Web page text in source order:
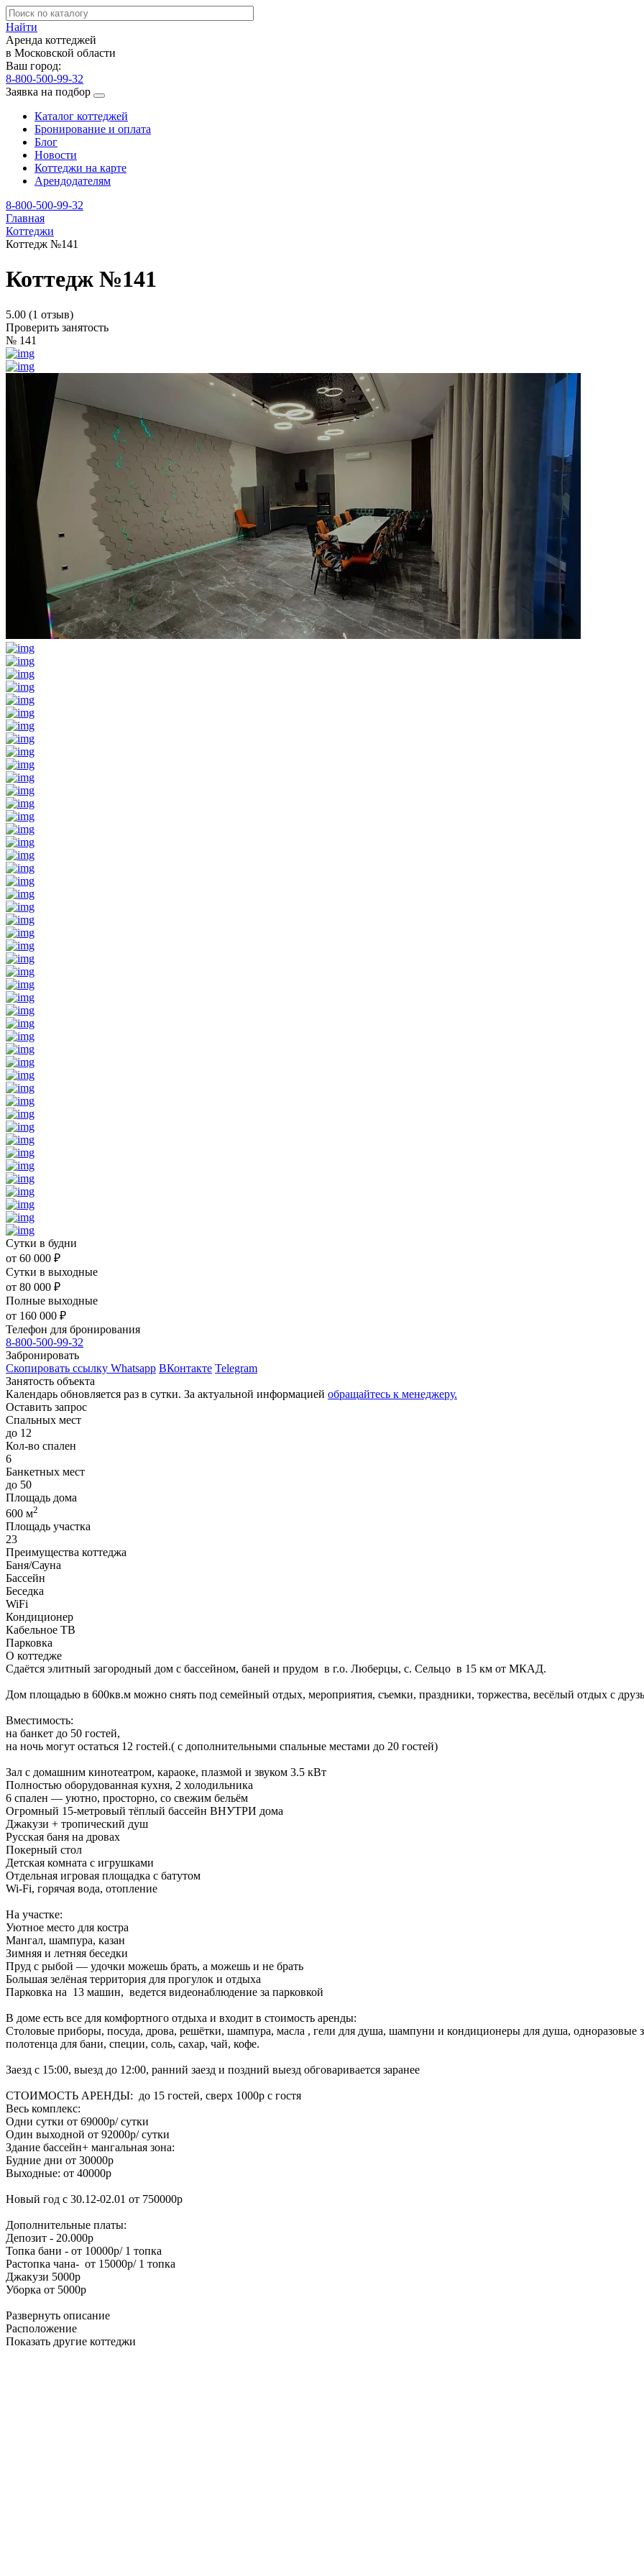
Найти
Аренда коттеджей
в Московской области
Ваш город:
8-800-500-99-32
Заявка на подбор
Каталог коттеджей
Бронирование и оплата
Блог
Новости
Коттеджи на карте
Арендодателям
8-800-500-99-32
Главная
Коттеджи
Коттедж №141
Коттедж №141
5.00 (1 отзыв)
Проверить занятость
№ 141
Сутки в будни
от 60 000 ₽
Сутки в выходные
от 80 000 ₽
Полные выходные
от 160 000 ₽
Телефон для бронирования
8-800-500-99-32
Забронировать
Скопировать ссылку Whatsapp ВКонтакте Telegram
Занятость объекта
Календарь обновляется раз в сутки. За актуальной информацией обращайтесь к менеджеру.
Оставить запрос
Спальных мест
до 12
Кол-во спален
6
Банкетных мест
до 50
Площадь дома
600 м2
Площадь участка
23
Преимущества коттеджа
Баня/Сауна
Бассейн
Беседка
WiFi
Кондиционер
Кабельное ТВ
Парковка
О коттедже
Сдaётся элитный загородный дом с бассейном, баней и прудом в г.о. Люберцы, с. Сельцо в 15 км от МКАД.
Дом площадью в 600кв.м можно снять под семейный отдых, мероприятия, съемки, праздники, торжества, весёлый отдых с
Вместимость:
на банкет до 50 гостей,
на ночь могут остаться 12 гостей.( с дополнительными спальные местами до 20 гостей)
Зал с домашним кинотеатром, караоке, плазмой и звуком 3.5 кВт
Полностью оборудованная кухня, 2 холодильника
6 спален — уютно, просторно, со свежим бельём
Огромный 15-метровый тёплый бассейн ВНУТРИ дома
Джакузи + тропический душ
Русская баня на дровах
Покерный стол
Детская комната с игрушками
Отдельная игровая площадка с батутом
Wi-Fi, горячая вода, отопление
На участке:
Уютное место для костра
Мангал, шампура, казан
Зимняя и летняя беседки
Пруд с рыбой — удочки можешь брать, а можешь и не брать
Большая зелёная территория для прогулок и отдыха
Парковка на 13 машин, ведется видеонаблюдение за парковкой
В доме есть все для комфортного отдыха и входит в стоимость аренды:
Столовые приборы, посуда, дрова, решётки, шампура, масла , гели для душа, шампуни и кондиционеры для душа, одноразовые
полотенца для бани, специи, соль, сахар, чай, кофе.
Заезд с 15:00, выезд до 12:00, ранний заезд и поздний выезд обговаривается заранее
СТОИМОСТЬ АРЕНДЫ: до 15 гостей, сверх 1000р с гостя
Весь комплекс:
Одни сутки от 69000р/ сутки
Один выходной от 92000р/ сутки
Здание бассейн+ мангальная зона:
Будние дни от 30000р
Выходные: от 40000р
Новый год с 30.12-02.01 от 750000р
Дополнительные платы:
Депозит - 20.000р
Топка бани - от 10000р/ 1 топка
Растопка чана- от 15000р/ 1 топка
Джакузи 5000р
Уборка от 5000р
Развернуть описание
Расположение
Показать другие коттеджи